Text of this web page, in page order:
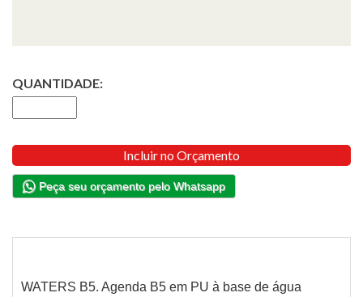
QUANTIDADE:
Incluir no Orçamento
Peça seu orçamento pelo Whatsapp
WATERS B5. Agenda B5 em PU à base de água